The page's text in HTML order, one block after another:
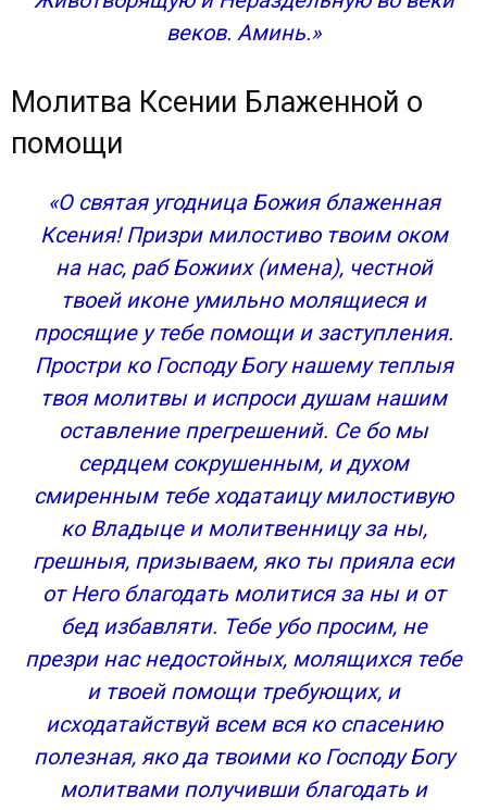
веков. Аминь.»
Молитва Ксении Блаженной о
помощи
«О святая угодница Божия блаженная
Ксения! Призри милостиво твоим оком
на нас, раб Божиих (имена), честной
твоей иконе умильно молящиеся и
просящие у тебе помощи и заступления.
Простри ко Господу Богу нашему теплыя
твоя молитвы и испроси душам нашим
оставление прегрешений. Се бо мы
сердцем сокрушенным, и духом
смиренным тебе ходатаицу милостивую
ко Владыце и молитвенницу за ны,
грешныя, призываем, яко ты прияла еси
от Него благодать молитися за ны и от
бед избавляти. Тебе убо просим, не
презри нас недостойных, молящихся тебе
и твоей помощи требующих, и
исходатайствуй всем вся ко спасению
полезная, яко да твоими ко Господу Богу
молитвами получивши благодать и